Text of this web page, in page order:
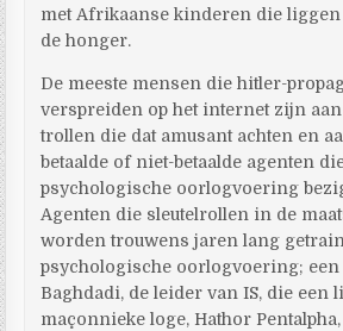
met Afrikaanse kinderen die liggen
de honger.
De meeste mensen die hitler-
verspreiden op het internet zijn
trollen die dat amusant achten en
betaalde of niet-betaalde agenten
psychologische oorlogvoering
Agenten die sleutelrollen in de
worden trouwens jaren lang
psychologische oorlogvoering;
Baghdadi, de leider van IS, die een
maçonnieke loge, Hathor